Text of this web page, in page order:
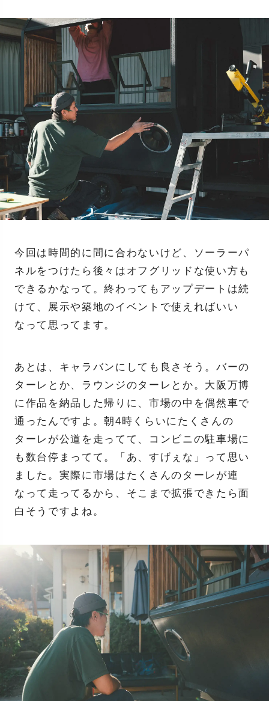
今回は時間的に間に合わないけど、ソーラーパ
ネルをつけたら後々はオフグリッドな使い方も
できるかなって。終わってもアップデートは続
けて、展示や築地のイベントで使えればいい
なって思ってます。
あとは、キャラバンにしても良さそう。バーの
ターレとか、ラウンジのターレとか。大阪万博
に作品を納品した帰りに、市場の中を偶然車で
通ったんですよ。朝4時くらいにたくさんの
ターレが公道を走ってて、コンビニの駐車場に
も数台停まってて。「あ、すげぇな」って思い
ました。実際に市場はたくさんのターレが連
なって走ってるから、そこまで拡張できたら面
白そうですよね。